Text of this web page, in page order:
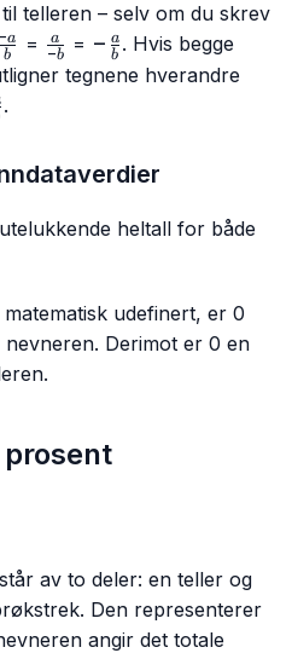
telleren – selv om du skrev
a}{b}
b
−a = \frac{a}
{-b}
−b
a = -
\frac{a}
− b
a . Hvis begge
tegnene hverandre
.
heltall for både
udefinert, er 0
Derimot er 0 en
prosent
av to deler: en teller og
Den representerer
angir det totale